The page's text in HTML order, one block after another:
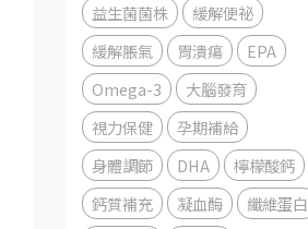
益生菌菌株
緩解便祕
緩解脹氣
胃潰瘍
EPA
Omega-3
大腦發育
視力保健
孕期補給
身體調節
DHA
檸檬酸鈣
鈣質補充
凝血酶
纖維蛋白